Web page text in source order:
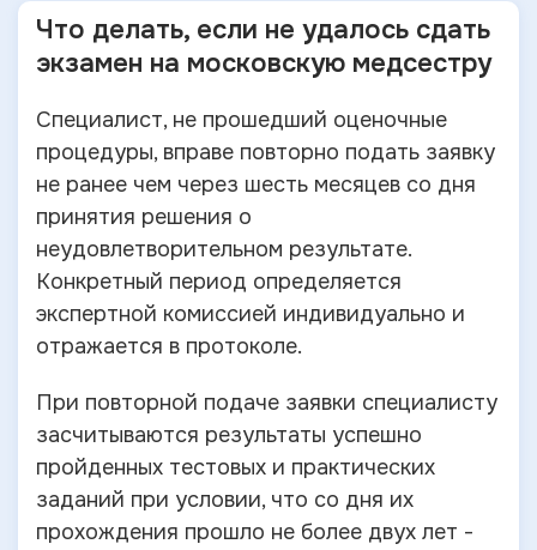
Что делать, если не удалось сдать
экзамен на московскую медсестру
Специалист, не прошедший оценочные
процедуры, вправе повторно подать заявку
не ранее чем через шесть месяцев со дня
принятия решения о
неудовлетворительном результате.
Конкретный период определяется
экспертной комиссией индивидуально и
отражается в протоколе.
При повторной подаче заявки специалисту
засчитываются результаты успешно
пройденных тестовых и практических
заданий при условии, что со дня их
прохождения прошло не более двух лет -